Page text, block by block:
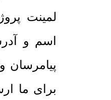
لمینت
اسم و
پیامرسان
برای ما